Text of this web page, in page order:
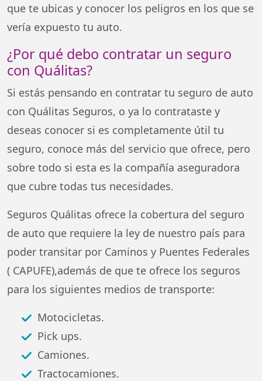
que te ubicas y conocer los peligros en los que se
vería expuesto tu auto.
¿Por qué debo contratar un seguro
con Quálitas?
Si estás pensando en contratar tu seguro de auto
con Quálitas Seguros, o ya lo contrataste y
deseas conocer si es completamente útil tu
seguro, conoce más del servicio que ofrece, pero
sobre todo si esta es la compañía aseguradora
que cubre todas tus necesidades.
Seguros Quálitas ofrece la cobertura del seguro
de auto que requiere la ley de nuestro país para
poder transitar por Caminos y Puentes Federales
( CAPUFE),además de que te ofrece los seguros
para los siguientes medios de transporte:
Motocicletas.
Pick ups.
Camiones.
Tractocamiones.